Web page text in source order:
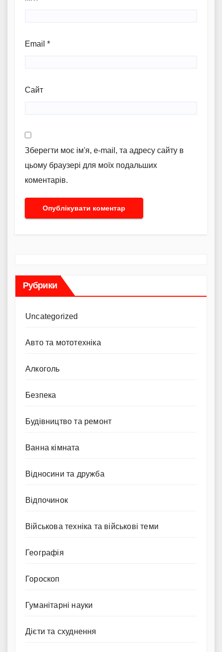
Email *
Сайт
Зберегти моє ім'я, e-mail, та адресу сайту в
цьому браузері для моїх подальших
коментарів.
Рубрики
Uncategorized
Авто та мототехніка
Алкоголь
Безпека
Будівництво та ремонт
Ванна кімната
Відносини та дружба
Відпочинок
Військова техніка та військові теми
Географія
Гороскоп
Гуманітарні науки
Дієти та схуднення